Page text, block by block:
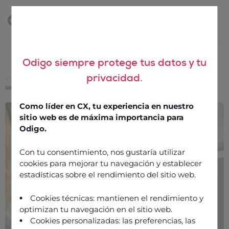
Odigo siempre protege tus datos y tu
privacidad.
Como líder en CX, tu experiencia en nuestro
sitio web es de máxima importancia para
Odigo.
Con tu consentimiento, nos gustaría utilizar
cookies para mejorar tu navegación y establecer
estadísticas sobre el rendimiento del sitio web.
Cookies técnicas: mantienen el rendimiento y
optimizan tu navegación en el sitio web.
Cookies personalizadas: las preferencias, las
Datos, procesamiento del lenguaje natural y análisis de
sentimientos: un cambio en la experiencia cliente
Datos, procesamiento del
lenguaje natural y análisis
de sentimientos: un
cambio en la experiencia
cliente
16 diciembre 2021